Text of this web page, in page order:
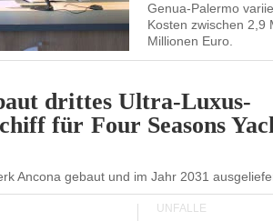
Genua-Palermo
Kosten zwischen 2,9
Millionen Euro.
drittes Ultra-Luxus-
für Four Seasons
Ancona gebaut und im Jahr 2031
UNFÄLLE